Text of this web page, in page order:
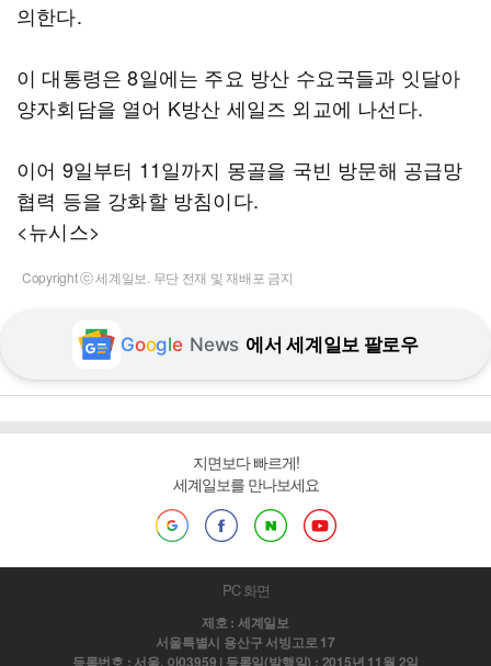
의한다.
이 대통령은 8일에는 주요 방산 수요국들과 잇달아
양자회담을 열어 K방산 세일즈 외교에 나선다.
이어 9일부터 11일까지 몽골을 국빈 방문해 공급망
협력 등을 강화할 방침이다.
<뉴시스>
Copyright ⓒ 세계일보. 무단 전재 및 재배포 금지
Google News 에서 세계일보 팔로우
지면보다 빠르게!
세계일보를 만나보세요
PC 화면
제호 : 세계일보
서울특별시 용산구 서빙고로 17
등록번호 : 서울, 아03959 | 등록일(발행일) : 2015년 11월 2일